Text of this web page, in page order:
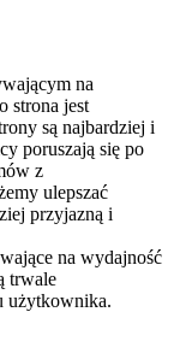
na
strona jest
są najbardziej i
poruszają się po
z
ulepszać
przyjazną i
na wydajność
trwale
użytkownika.